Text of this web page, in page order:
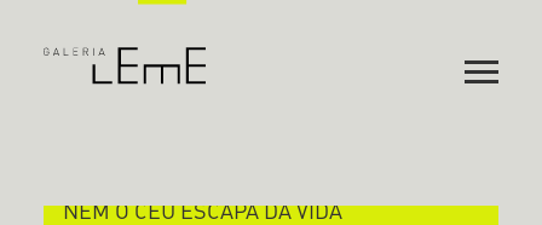
NEM O CÉU ESCAPA DA VIDA